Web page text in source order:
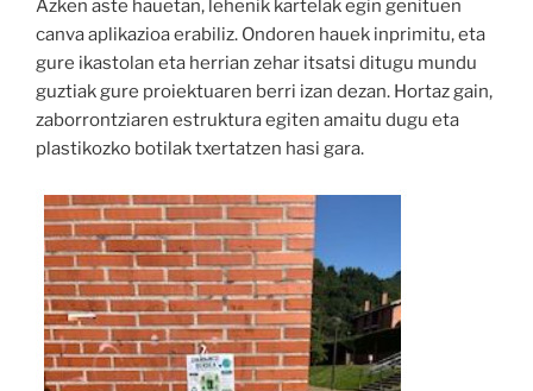
Azken aste hauetan, lehenik kartelak egin genituen
canva aplikazioa erabiliz. Ondoren hauek inprimitu, eta
gure ikastolan eta herrian zehar itsatsi ditugu mundu
guztiak gure proiektuaren berri izan dezan. Hortaz gain,
zaborrontziaren estruktura egiten amaitu dugu eta
plastikozko botilak txertatzen hasi gara.